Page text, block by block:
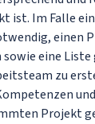
ist. Im Falle
einen
sowie eine
zu
Projekt